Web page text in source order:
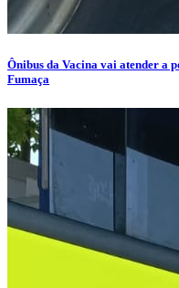
Ônibus da Vacina vai atender a
Fumaça